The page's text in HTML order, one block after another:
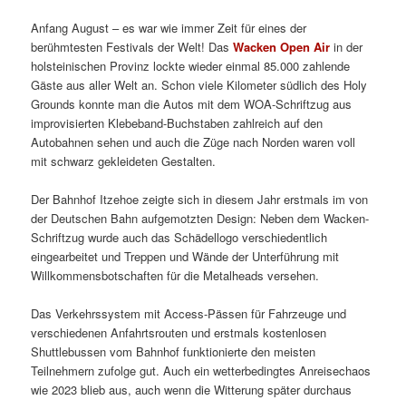
Anfang August – es war wie immer Zeit für eines der
berühmtesten Festivals der Welt! DasWacken Open Air in der
holsteinischen Provinz lockte wieder einmal 85.000 zahlende
Gäste aus aller Welt an. Schon viele Kilometer südlich des Holy
Grounds konnte man die Autos mit dem WOA-Schriftzug aus
improvisierten Klebeband-Buchstaben zahlreich auf den
Autobahnen sehen und auch die Züge nach Norden waren voll
mit schwarz gekleideten Gestalten.
Der Bahnhof Itzehoe zeigte sich in diesem Jahr erstmals im von
der Deutschen Bahn aufgemotzten Design: Neben dem Wacken-
Schriftzug wurde auch das Schädellogo verschiedentlich
eingearbeitet und Treppen und Wände der Unterführung mit
Willkommensbotschaften für die Metalheads versehen.
Das Verkehrssystem mit Access-Pässen für Fahrzeuge und
verschiedenen Anfahrtsrouten und erstmals kostenlosen
Shuttlebussen vom Bahnhof funktionierte den meisten
Teilnehmern zufolge gut. Auch ein wetterbedingtes Anreisechaos
wie 2023 blieb aus, auch wenn die Witterung später durchaus